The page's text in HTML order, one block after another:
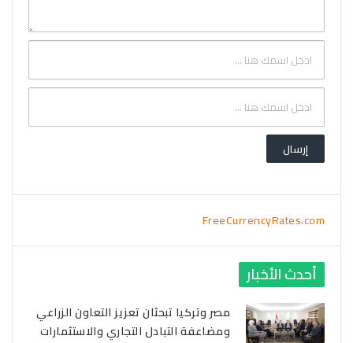
FreeCurrencyRates.com
أحدث الأخبار
مصر وتركيا تبحثان تعزيز التعاون الزراعي
ومضاعفة التبادل التجاري والاستثمارات